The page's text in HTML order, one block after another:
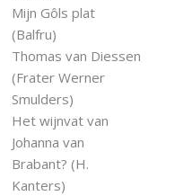
Mijn Gôls plat
(Balfru)
Thomas van Diessen
(Frater Werner
Smulders)
Het wijnvat van
Johanna van
Brabant? (H.
Kanters)